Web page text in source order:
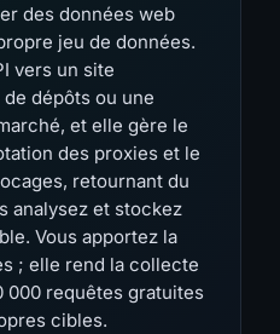
des données web
jeu de données.
vers un site
dépôts ou une
et elle gère le
des proxies et le
retournant du
analysez et stockez
Vous apportez la
; elle rend la collecte
000 requêtes gratuites
cibles.